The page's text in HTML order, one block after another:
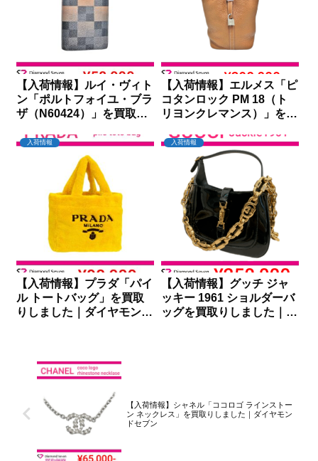
【入荷情報】ルイ・ヴィト
ン「ポルトフォイユ・ブラ
ザ（N60424）」を買取り
ブン
【入荷情報】エルメス「ピ
コタンロック PM 18（ト
リヨンクレマンス）」を買
ドセブン
入荷情報
【入荷情報】プラダ「パイ
ル トートバッグ」を買取
りしました｜ダイヤモンド
入荷情報
【入荷情報】グッチ ジャ
ッキー 1961 ショルダーバ
ッグを買取りしました｜ダ
【入荷情報】シャネル「ココロゴ ラインストー
ン ネックレス」を買取りしました｜ダイヤモン
ドセブン